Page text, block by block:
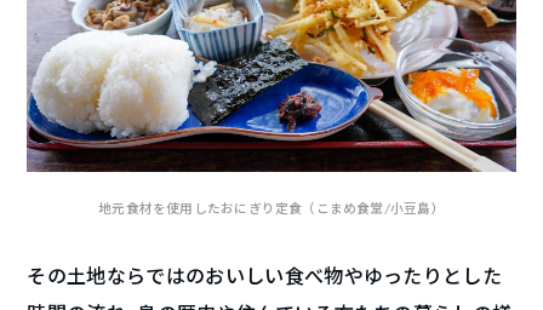
地元食材を使用したおにぎり定食（こまめ食堂/小豆島）
その土地ならではのおいしい食べ物やゆったりとした